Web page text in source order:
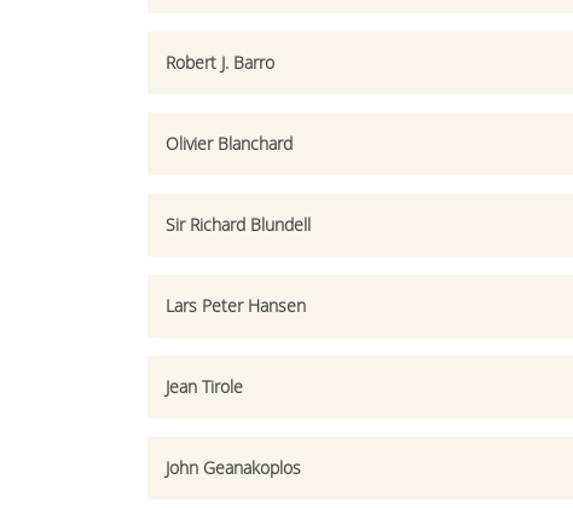
Robert J. Barro
Olivier Blanchard
Sir Richard Blundell
Lars Peter Hansen
Jean Tirole
John Geanakoplos